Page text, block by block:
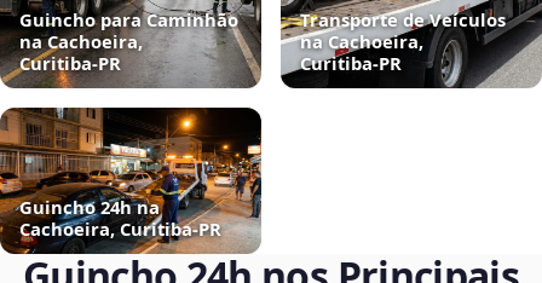
Guincho para Caminhão
na Cachoeira,
Curitiba‑PR
Transporte de Veículos
na Cachoeira,
Curitiba‑PR
Guincho 24h na
Cachoeira, Curitiba‑PR